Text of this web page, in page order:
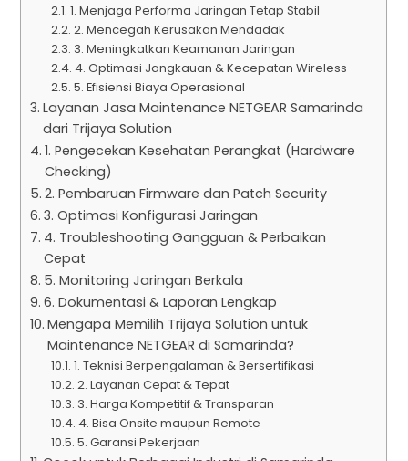
1. Menjaga Performa Jaringan Tetap Stabil
2. Mencegah Kerusakan Mendadak
3. Meningkatkan Keamanan Jaringan
4. Optimasi Jangkauan & Kecepatan Wireless
5. Efisiensi Biaya Operasional
Layanan Jasa Maintenance NETGEAR Samarinda
dari Trijaya Solution
1. Pengecekan Kesehatan Perangkat (Hardware
Checking)
2. Pembaruan Firmware dan Patch Security
3. Optimasi Konfigurasi Jaringan
4. Troubleshooting Gangguan & Perbaikan
Cepat
5. Monitoring Jaringan Berkala
6. Dokumentasi & Laporan Lengkap
Mengapa Memilih Trijaya Solution untuk
Maintenance NETGEAR di Samarinda?
1. Teknisi Berpengalaman & Bersertifikasi
2. Layanan Cepat & Tepat
3. Harga Kompetitif & Transparan
4. Bisa Onsite maupun Remote
5. Garansi Pekerjaan